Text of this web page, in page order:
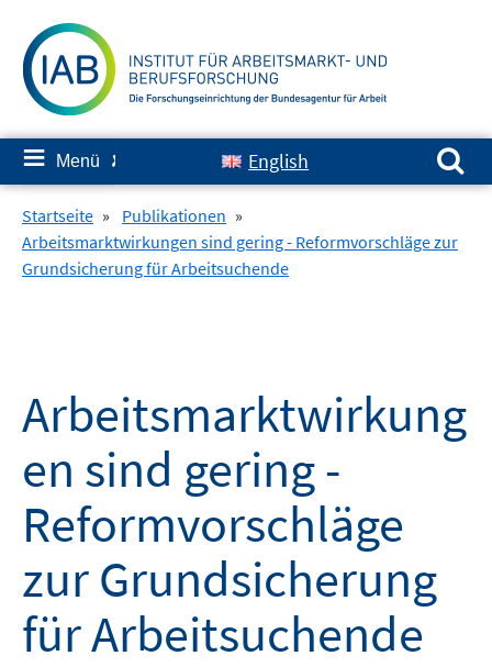
zum
Inhalt
≡ Menü ✘ English
Suchen nach:
Startseite » Publikationen »
Arbeitsmarktwirkungen sind gering - Reformvorschläge zur
Grundsicherung für Arbeitsuchende
Arbeitsmarktwirkung
en sind gering -
Reformvorschläge
zur Grundsicherung
für Arbeitsuchende